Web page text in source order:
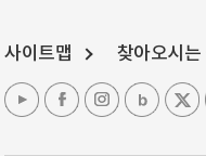
사이트맵 찾아오시는